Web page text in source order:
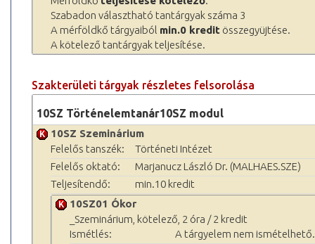
Szabadon választható tantárgyak száma 3
A mérföldkő tárgyaiból min.0 kredit összegyüjtése.
A kötelező tantárgyak teljesítése.
Szakterületi tárgyak részletes felsorolása
10SZ Történelemtanár10SZ modul
10SZ Szeminárium
Felelős tanszék:
Történeti Intézet
Felelős oktató:
Marjanucz László Dr. (MALHAES.SZE)
Teljesítendő:
min.10 kredit
10SZ01 Ókor
_Szeminárium, kötelező, 2 óra / 2 kredit
Ismétlés:
A tárgyelem nem ismételhető.